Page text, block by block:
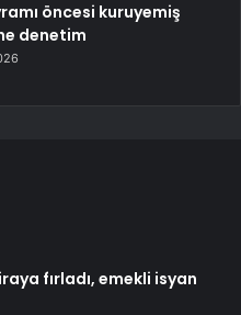
öncesi kuruyemiş
denetim
fırladı, emekli isyan